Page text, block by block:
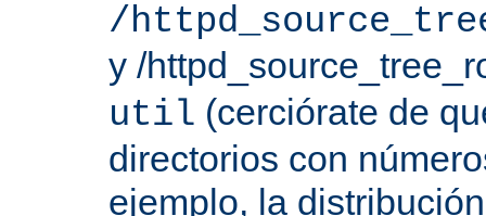
/
y /
util (cerciórate de
directorios con
ejemplo, la